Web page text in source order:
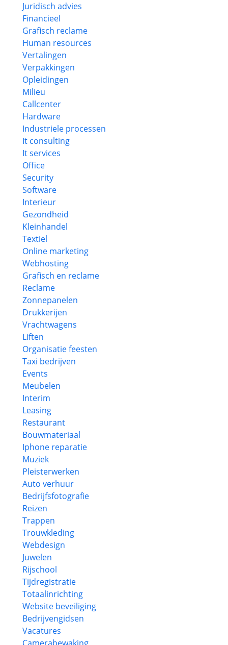
Juridisch advies
Financieel
Grafisch reclame
Human resources
Vertalingen
Verpakkingen
Opleidingen
Milieu
Callcenter
Hardware
Industriele processen
It consulting
It services
Office
Security
Software
Interieur
Gezondheid
Kleinhandel
Textiel
Online marketing
Webhosting
Grafisch en reclame
Reclame
Zonnepanelen
Drukkerijen
Vrachtwagens
Liften
Organisatie feesten
Taxi bedrijven
Events
Meubelen
Interim
Leasing
Restaurant
Bouwmateriaal
Iphone reparatie
Muziek
Pleisterwerken
Auto verhuur
Bedrijfsfotografie
Reizen
Trappen
Trouwkleding
Webdesign
Juwelen
Rijschool
Tijdregistratie
Totaalinrichting
Website beveiliging
Bedrijvengidsen
Vacatures